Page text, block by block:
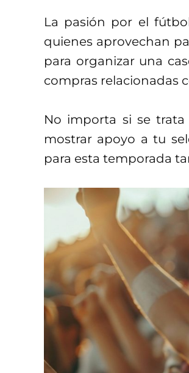
La pasión por el
quienes aprovechan
para organizar una
compras relacionadas
No importa si se
mostrar apoyo a tu
para esta temporada